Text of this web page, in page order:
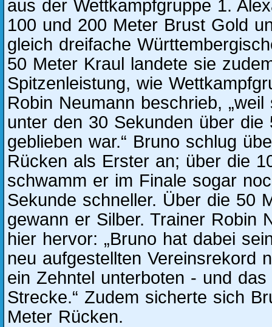
aus der Wettkampfgruppe 1.
100 und 200 Meter Brust Gold
gleich dreifache
50 Meter Kraul landete sie
Spitzenleistung, wie
Robin Neumann beschrieb,
unter den 30 Sekunden über die
geblieben war.“ Bruno schlug
Rücken als Erster an; über die
schwamm er im Finale sogar
Sekunde schneller. Über die 50
gewann er Silber. Trainer Robin
hier hervor: „Bruno hat dabei
neu aufgestellten Vereinsrekord
ein Zehntel unterboten - und
Strecke.“ Zudem sicherte sich
Meter Rücken.